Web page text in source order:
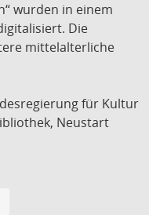
wurden in einem
Die
mittelalterliche
für Kultur
Neustart